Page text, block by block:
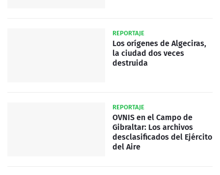
REPORTAJE
Los orígenes de Algeciras,
la ciudad dos veces
destruida
REPORTAJE
OVNIS en el Campo de
Gibraltar: Los archivos
desclasificados del Ejército
del Aire